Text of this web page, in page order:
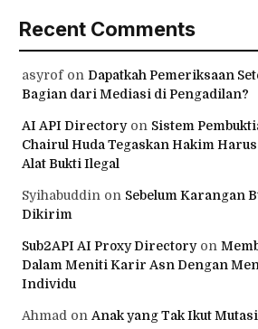
Recent Comments
asyrofon Dapatkah Pemeriksaan
Bagian dari Mediasi di Pengadilan?
AI API Directoryon Sistem
Chairul Huda Tegaskan Hakim
Alat Bukti Ilegal
Syihabuddin on Sebelum Karangan
Dikirim
Sub2API AI Proxy Directoryon
Dalam Meniti Karir Asn Dengan
Individu
Ahmad on Anak yang Tak Ikut Mutasi